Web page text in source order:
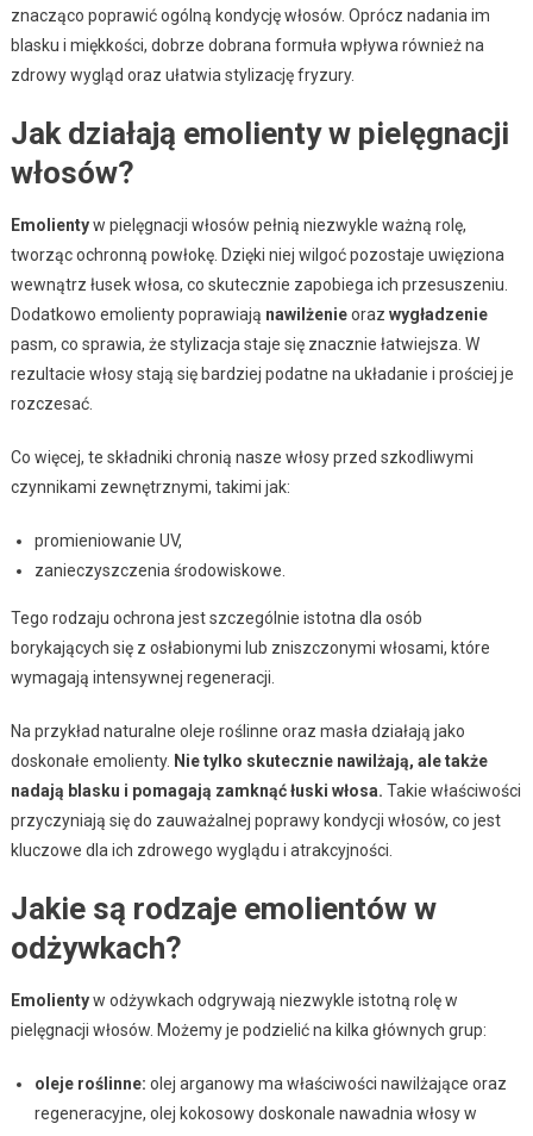
znacząco poprawić ogólną kondycję włosów. Oprócz nadania im
blasku i miękkości, dobrze dobrana formuła wpływa również na
zdrowy wygląd oraz ułatwia stylizację fryzury.
Jak działają emolienty w pielęgnacji
włosów?
Emolientyw pielęgnacji włosów pełnią niezwykle ważną rolę,
tworząc ochronną powłokę. Dzięki niej wilgoć pozostaje uwięziona
wewnątrz łusek włosa, co skutecznie zapobiega ich przesuszeniu.
Dodatkowo emolienty poprawiają nawilżenieoraz wygładzenie
pasm, co sprawia, że stylizacja staje się znacznie łatwiejsza. W
rezultacie włosy stają się bardziej podatne na układanie i prościej je
rozczesać.
Co więcej, te składniki chronią nasze włosy przed szkodliwymi
czynnikami zewnętrznymi, takimi jak:
promieniowanie UV,
zanieczyszczenia środowiskowe.
Tego rodzaju ochrona jest szczególnie istotna dla osób
borykających się z osłabionymi lub zniszczonymi włosami, które
wymagają intensywnej regeneracji.
Na przykład naturalne oleje roślinne oraz masła działają jako
doskonałe emolienty. Nie tylko skutecznie nawilżają, ale także
nadają blasku i pomagają zamknąć łuski włosa. Takie właściwości
przyczyniają się do zauważalnej poprawy kondycji włosów, co jest
kluczowe dla ich zdrowego wyglądu i atrakcyjności.
Jakie są rodzaje emolientów w
odżywkach?
Emolientyw odżywkach odgrywają niezwykle istotną rolę w
pielęgnacji włosów. Możemy je podzielić na kilka głównych grup:
oleje roślinne: olej arganowy ma właściwości nawilżające oraz
regeneracyjne, olej kokosowy doskonale nawadnia włosy w